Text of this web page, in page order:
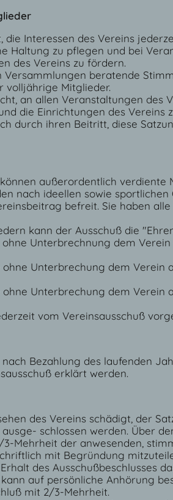
die Interessen des Vereins
Haltung zu pflegen und bei
des Vereins zu fördern.
beratende
volljährige Mitglieder.
an allen Veranstaltungen des
die Einrichtungen des Vereins
durch ihren Beitritt, diese
außerordentlich
nach ideellen sowie
befreit. Sie haben
kann der Ausschuß die
Unterbrechnung dem
Unterbrechung dem Verein
Unterbrechung dem Verein
vom Vereinsausschuß
Bezahlung des laufenden
erklärt werden.
des Vereins schädigt, der
schlossen werden. Über
Mehrheit der anwesenden,
mit Begründung
des Ausschußbeschlusses
auf persönliche Anhörung
mit 2/3-Mehrheit.